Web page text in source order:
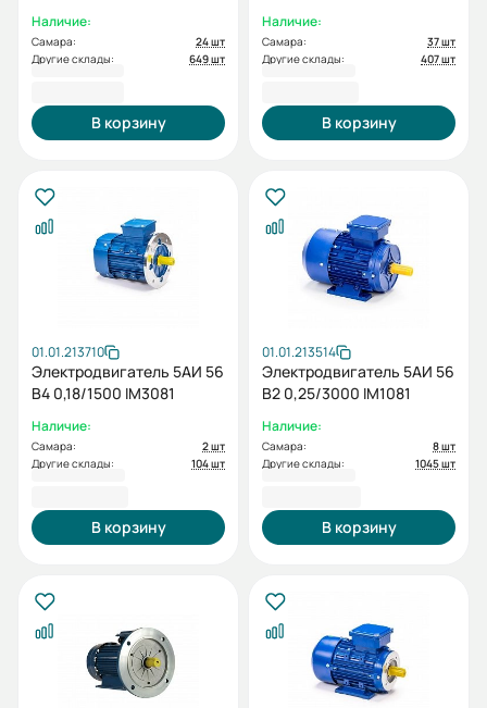
Наличие:
Самара:
24 шт
Другие склады:
649 шт
В корзину
Наличие:
Самара:
37 шт
Другие склады:
407 шт
В корзину
01.01.213710
Электродвигатель 5АИ 56
В4 0,18/1500 IM3081
Наличие:
Самара:
2 шт
Другие склады:
104 шт
В корзину
01.01.213514
Электродвигатель 5АИ 56
В2 0,25/3000 IM1081
Наличие:
Самара:
8 шт
Другие склады:
1045 шт
В корзину